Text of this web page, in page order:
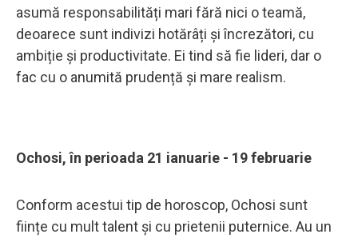
asumă responsabilități mari fără nici o teamă,
deoarece sunt indivizi hotărâți și încrezători, cu
ambiție și productivitate. Ei tind să fie lideri, dar o
fac cu o anumită prudență și mare realism.
Ochosi, în perioada 21 ianuarie - 19 februarie
Conform acestui tip de horoscop, Ochosi sunt
ființe cu mult talent și cu prietenii puternice. Au un